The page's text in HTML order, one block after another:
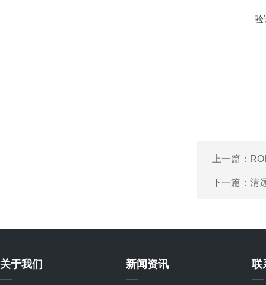
验
上一篇：
下一篇： 清
关于我们 新闻资讯 联